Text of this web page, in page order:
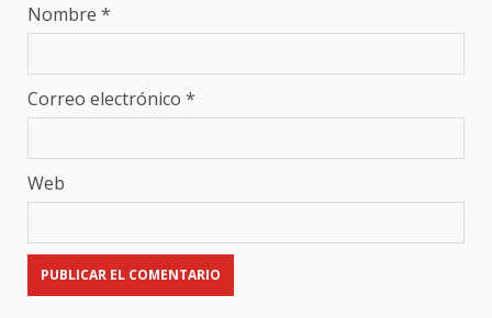
Nombre *
Correo electrónico *
Web